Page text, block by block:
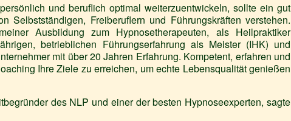
und beruflich optimal weiterzuentwickeln, sollte ein gut
Selbstständigen, Freiberuflern und Führungskräften verstehen.
Ausbildung zum Hypnosetherapeuten, als Heilpraktiker
betrieblichen Führungserfahrung als Meister (IHK) und
mit über 20 Jahren Erfahrung. Kompetent, erfahren und
Ihre Ziele zu erreichen, um echte Lebensqualität genießen
des NLP und einer der besten Hypnoseexperten, sagte